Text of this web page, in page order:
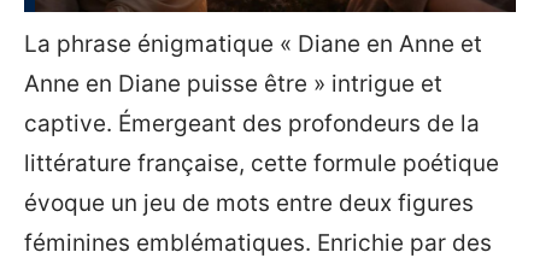
La phrase énigmatique « Diane en Anne et
Anne en Diane puisse être » intrigue et
captive. Émergeant des profondeurs de la
littérature française, cette formule poétique
évoque un jeu de mots entre deux figures
féminines emblématiques. Enrichie par des